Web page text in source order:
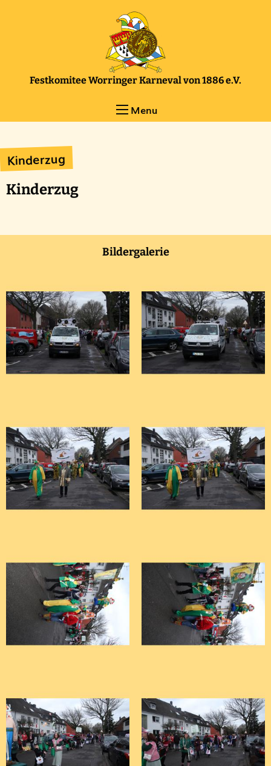
Festkomitee Worringer Karneval von 1886 e.V.
Menu
Kinderzug
Kinderzug
Bildergalerie